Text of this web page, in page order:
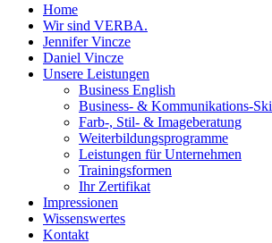
Home
Wir sind VERBA.
Jennifer Vincze
Daniel Vincze
Unsere Leistungen
Business English
Business- & Kommunikations-
Farb-, Stil- & Imageberatung
Weiterbildungsprogramme
Leistungen für Unternehmen
Trainingsformen
Ihr Zertifikat
Impressionen
Wissenswertes
Kontakt